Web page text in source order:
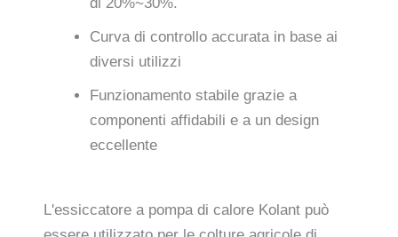
Curva di controllo accurata in base ai
diversi utilizzi
Funzionamento stabile grazie a
componenti affidabili e a un design
eccellente
L'essiccatore a pompa di calore Kolant può